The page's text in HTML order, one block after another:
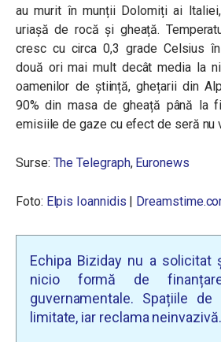
au murit în munții Dolomiți ai
uriașă de rocă și gheață.
cresc cu circa 0,3 grade Celsius
două ori mai mult decât media la
oamenilor de știință, ghețarii din
90% din masa de gheață până la
emisiile de gaze cu efect de seră nu
Surse: The Telegraph, Euronews
Foto: Elpis Ioannidis |
Echipa Biziday nu a solicitat
nicio formă de
guvernamentale. Spațiile
limitate, iar reclama neinvazivă.